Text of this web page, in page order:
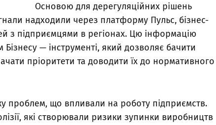
Основою для дерегуляційних рішень
надходили через платформу Пульс, бізнес-
з підприємцями в регіонах. Цю інформацію
— інструменті, який дозволяє бачити
пріоритети та доводити їх до нормативного
проблем, що впливали на роботу підприємств.
які створювали ризики зупинки виробництв